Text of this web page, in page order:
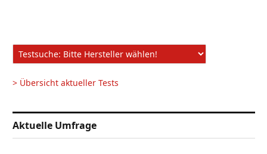
> Übersicht aktueller Tests
Aktuelle Umfrage